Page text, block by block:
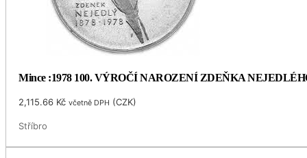
Mince :1978 100. VÝROČÍ NAROZENÍ ZDEŇKA
2,115.66 Kč včetně DPH (CZK)
Stříbro